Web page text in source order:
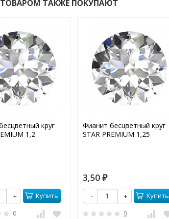
ТАКЖЕ ПОКУПАЮТ
круг
1,2
+ Купить
0
Фианит бесцветный круг
STAR PREMIUM 1,25
3,50 ₽
- + Купить
0